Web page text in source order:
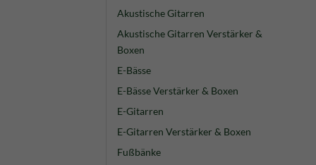
Akustische Gitarren
Akustische Gitarren Verstärker &
Boxen
E-Bässe
E-Bässe Verstärker & Boxen
E-Gitarren
E-Gitarren Verstärker & Boxen
Fußbänke